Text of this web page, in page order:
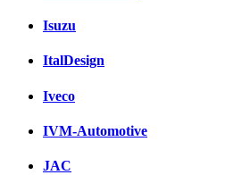
Isuzu
ItalDesign
Iveco
IVM-Automotive
JAC